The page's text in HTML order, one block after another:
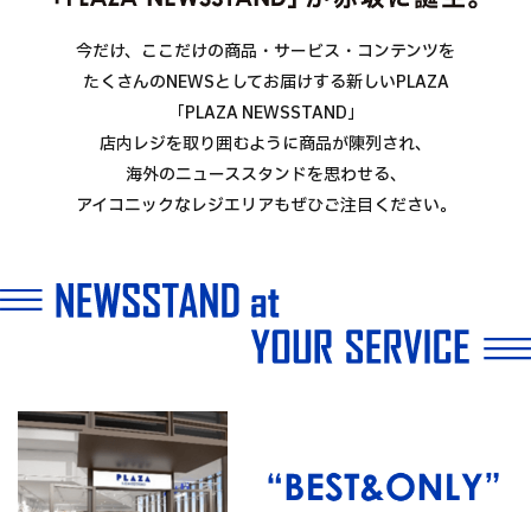
今だけ、ここだけの商品・サービス・コンテンツを
たくさんのNEWSとしてお届けする新しいPLAZA
「PLAZA NEWSSTAND」
店内レジを取り囲むように商品が陳列され、
海外のニューススタンドを思わせる、
アイコニックなレジエリアもぜひご注目ください。